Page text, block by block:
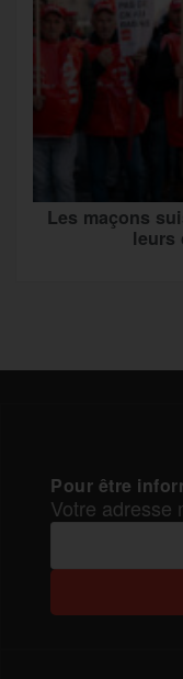
Les maçons
leurs
Pour être
Votre adresse